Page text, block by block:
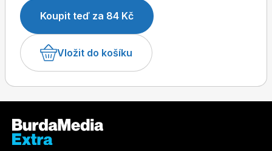
Burda Best of
Burda Kids
Koupit teď za 84 Kč
Vložit do košíku